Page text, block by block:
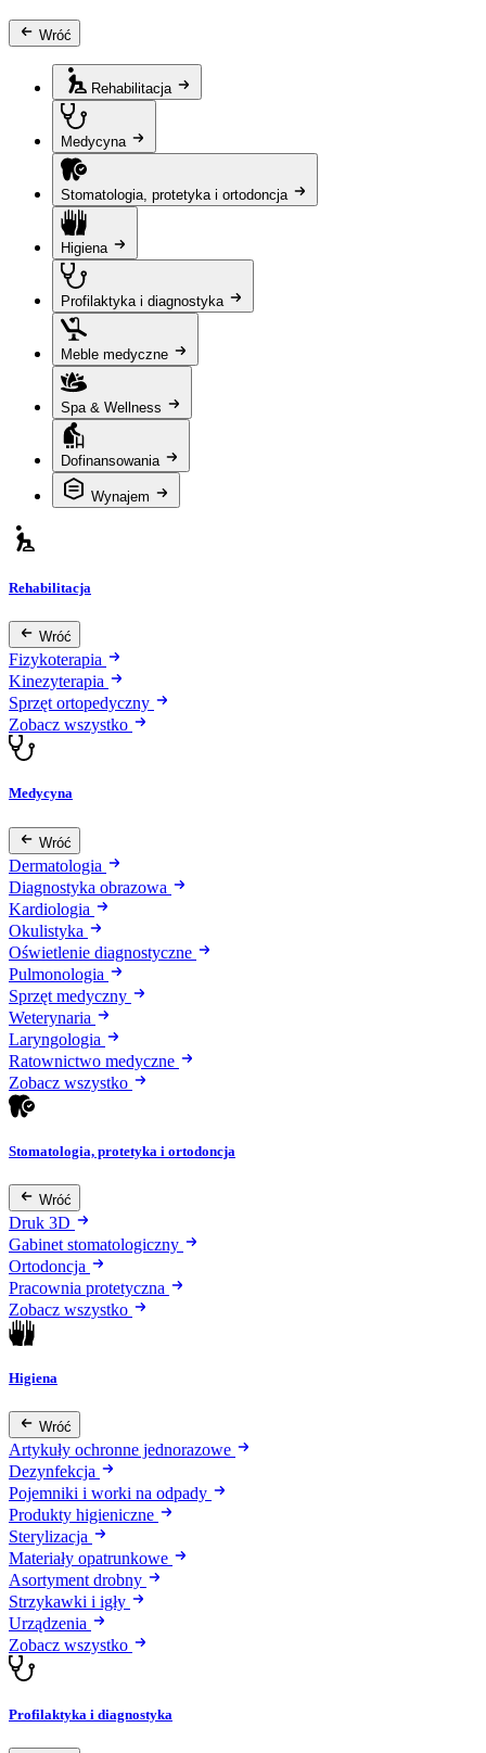
Wróć
Rehabilitacja
Medycyna
Stomatologia, protetyka i ortodoncja
Higiena
Profilaktyka i diagnostyka
Meble medyczne
Spa & Wellness
Dofinansowania
Wynajem
Rehabilitacja
Wróć
Fizykoterapia
Kinezyterapia
Sprzęt ortopedyczny
Zobacz wszystko
Medycyna
Wróć
Dermatologia
Diagnostyka obrazowa
Kardiologia
Okulistyka
Oświetlenie diagnostyczne
Pulmonologia
Sprzęt medyczny
Weterynaria
Laryngologia
Ratownictwo medyczne
Zobacz wszystko
Stomatologia, protetyka i ortodoncja
Wróć
Druk 3D
Gabinet stomatologiczny
Ortodoncja
Pracownia protetyczna
Zobacz wszystko
Higiena
Wróć
Artykuły ochronne jednorazowe
Dezynfekcja
Pojemniki i worki na odpady
Produkty higieniczne
Sterylizacja
Materiały opatrunkowe
Asortyment drobny
Strzykawki i igły
Urządzenia
Zobacz wszystko
Profilaktyka i diagnostyka